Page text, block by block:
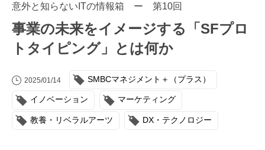
トピックス＆インフォメーション
お役立ち情報
インタビュー・レポート
意外と知らないITの情報箱 ー 第10回
事業の未来をイメージする「SFプロ
トタイピング」とは何か
2025/01/14 SMBCマネジメント＋（プラス）
イノベーション マーケティング
教養・リベラルアーツ DX・テクノロジー